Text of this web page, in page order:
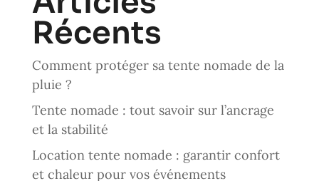
Récents
Comment protéger sa tente nomade de la
pluie ?
Tente nomade : tout savoir sur l’ancrage
et la stabilité
Location tente nomade : garantir confort
et chaleur pour vos événements